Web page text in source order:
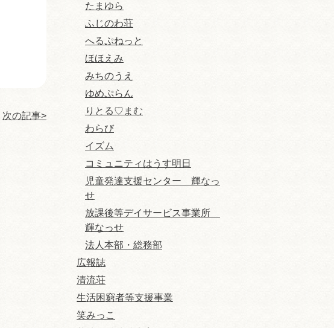
次の記事>
たまゆら
ふじのわ荘
へるぷねっと
ほほえみ
みちのうえ
ゆめぷらん
りとる♡まむ
わらび
イズム
コミュニティはうす明日
児童発達支援センター 輝なっ
せ
放課後等デイサービス事業所
輝なっせ
法人本部・総務部
広報誌
清流荘
生活困窮者等支援事業
笑みっこ